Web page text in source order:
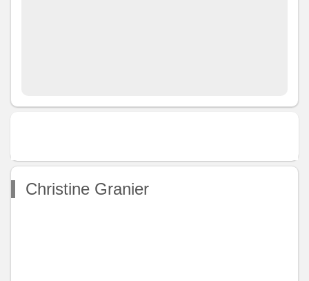
Christine Granier